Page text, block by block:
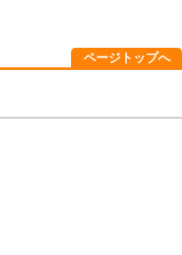
ページトップへ